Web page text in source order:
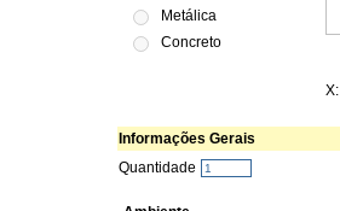
Metálica
Concreto
X:
Informações Gerais
Quantidade